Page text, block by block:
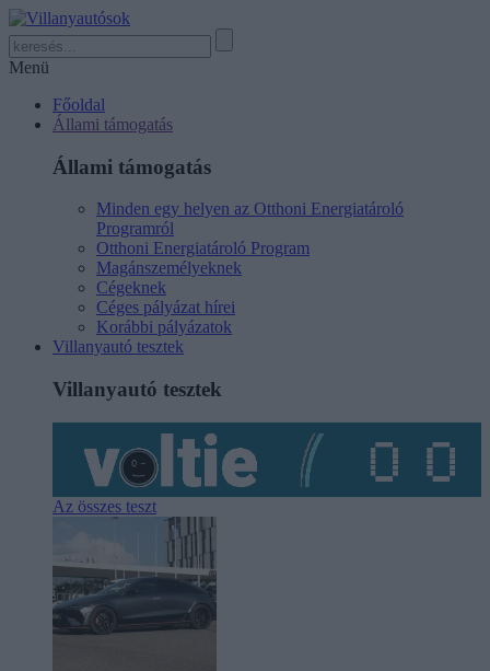
Menü
Főoldal
Állami támogatás
Állami támogatás
Minden egy helyen az Otthoni Energiatároló
Programról
Otthoni Energiatároló Program
Magánszemélyeknek
Cégeknek
Céges pályázat hírei
Korábbi pályázatok
Villanyautó tesztek
Villanyautó tesztek
Az összes teszt